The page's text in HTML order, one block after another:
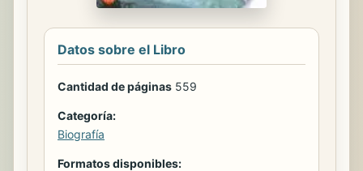
Datos sobre el Libro
Cantidad de páginas 559
Categoría:
Biografía
Formatos disponibles: